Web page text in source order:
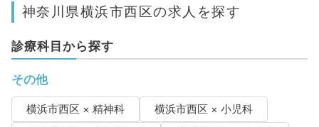
神奈川県横浜市西区の求人を探す
診療科目から探す
その他
横浜市西区 × 精神科
横浜市西区 × 小児科